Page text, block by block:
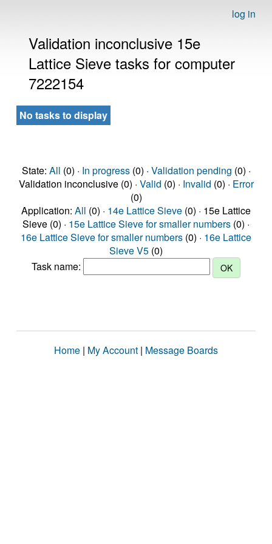
log in
Validation inconclusive 15e
Lattice Sieve tasks for computer
7222154
No tasks to display
State: All (0) · In progress(0) · Validation pending (0) ·
Validation inconclusive (0) · Valid (0) · Invalid (0) · Error
(0)
Application: All (0) · 14e Lattice Sieve (0) · 15e Lattice
Sieve (0) · 15e Lattice Sieve for smaller numbers (0) ·
16e Lattice Sieve for smaller numbers (0) · 16e Lattice
Sieve V5 (0)
Task name:
Home | My Account | Message Boards